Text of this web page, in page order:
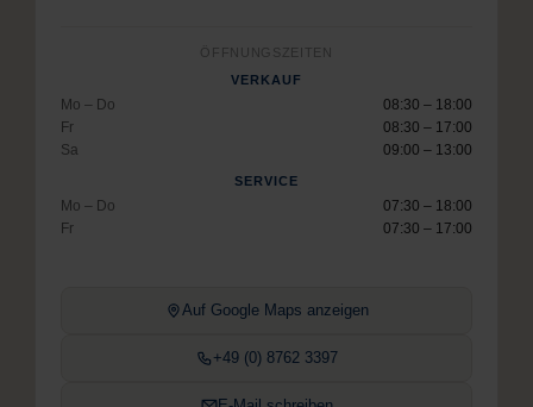
ÖFFNUNGSZEITEN
VERKAUF
Mo – Do
08:30 – 18:00
Fr
08:30 – 17:00
Sa
09:00 – 13:00
SERVICE
Mo – Do
07:30 – 18:00
Fr
07:30 – 17:00
Auf Google Maps anzeigen
+49 (0) 8762 3397